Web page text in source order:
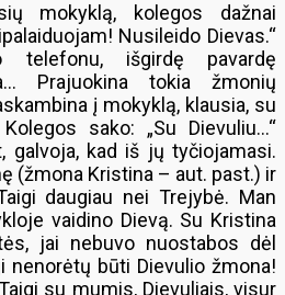
mokyklą, kolegos dažnai
Nusileido Dievas.“
telefonu, išgirdę pavardę
Prajuokina tokia žmonių
į mokyklą, klausia, su
sako: „Su Dievuliu…“
galvoja, kad iš jų tyčiojamasi.
(žmona Kristina – aut. past.) ir
daugiau nei Trejybė. Man
vaidino Dievą. Su Kristina
jai nebuvo nuostabos dėl
nenorėtų būti Dievulio žmona!
su mumis, Dievuliais, visur